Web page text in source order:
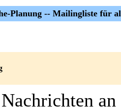
Planung -- Mailingliste für
an